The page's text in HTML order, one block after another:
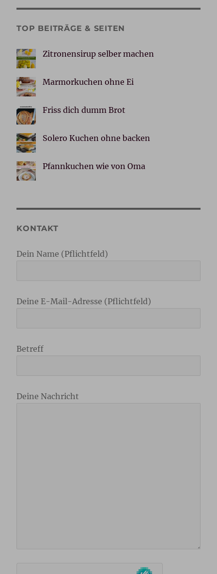
TOP BEITRÄGE & SEITEN
Zitronensirup selber machen
Marmorkuchen ohne Ei
Friss dich dumm Brot
Solero Kuchen ohne backen
Pfannkuchen wie von Oma
KONTAKT
Dein Name (Pflichtfeld)
Deine E-Mail-Adresse (Pflichtfeld)
Betreff
Deine Nachricht